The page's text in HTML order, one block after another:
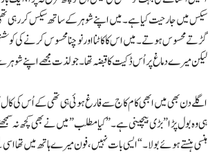
سیکس میں جارحیت کیا ہے۔ میں اپنے شوہر کے ساتھ سیکس کر رہی
گڑتے محسوس ہوتے۔ میں اس کا کاٹنا اور نوچنا محسوس کرنے کی
لیکن میرے دماغ پر اُس ڈکیت کا قبضہ تھا۔ جو لذت مجھے اپنے شوہر
اگلے دن بھی میں ابھی کام کاج سے فارغ ہوئی ہی تھی کے اُس کی
ہی وہ بول پڑا ” بڑی بیچینی ہے۔ ” کیا مطلب ” میں نے بھی کچھ نہ
ہنسی ہنستے ہوئے بولا۔ “ایسی بات نہیں، فون میرے ہاتھ میں